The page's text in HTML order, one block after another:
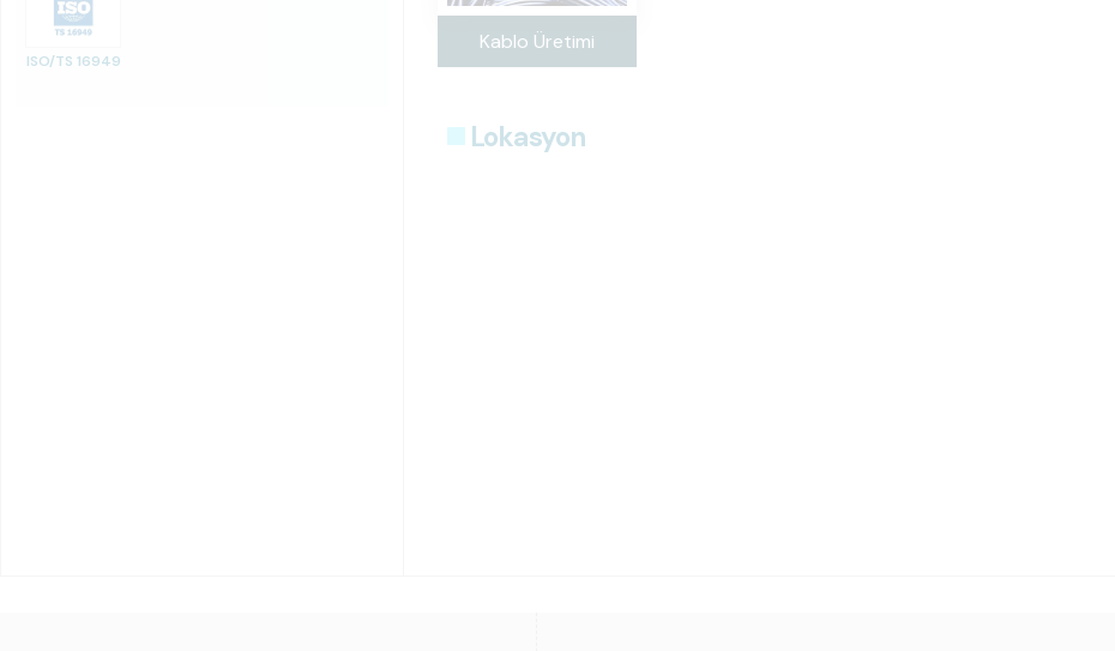
ISO/TS 16949
Kablo Üretimi
Lokasyon